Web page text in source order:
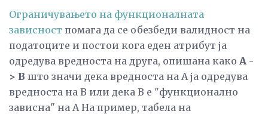
Ограничувањето на функционалната
зависност помага да се обезбеди валидност на
податоците и постои кога еден атрибут ја
одредува вредноста на друга, опишана како A -
> B што значи дека вредноста на A ја одредува
вредноста на B или дека B е "функционално
зависна" на A На пример, табела на